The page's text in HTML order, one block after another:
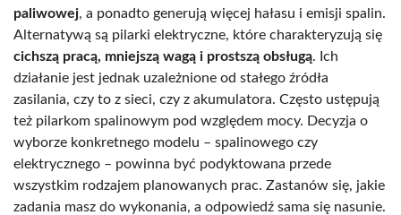
paliwowej, a ponadto generują więcej hałasu i emisji spalin.
Alternatywą są pilarki elektryczne, które charakteryzują się
cichszą pracą, mniejszą wagą i prostszą obsługą. Ich
działanie jest jednak uzależnione od stałego źródła
zasilania, czy to z sieci, czy z akumulatora. Często ustępują
też pilarkom spalinowym pod względem mocy. Decyzja o
wyborze konkretnego modelu – spalinowego czy
elektrycznego – powinna być podyktowana przede
wszystkim rodzajem planowanych prac. Zastanów się, jakie
zadania masz do wykonania, a odpowiedź sama się nasunie.